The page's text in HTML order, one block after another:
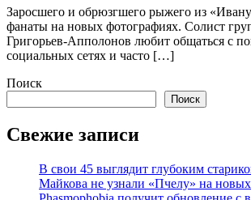
Заросшего и обрюзгшего рыжего из
фанаты на новых фотографиях. Солист
Григорьев-Апполонов любит общаться с
социальных сетях и часто […]
Поиск
Поиск
Свежие записи
В свои 45 выглядит глубоким
Майкова не узнали «Пчелу» на